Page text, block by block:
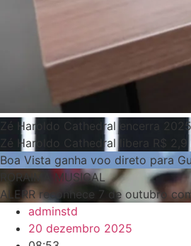
Zé Haroldo Cathedral encerra
Zé Haroldo Cathedral libera R$
Boa Vista ganha voo direto para
RORAIMA MUSICAL
ALERR reconhece 7 de outubro
adminstd
20 dezembro 2025